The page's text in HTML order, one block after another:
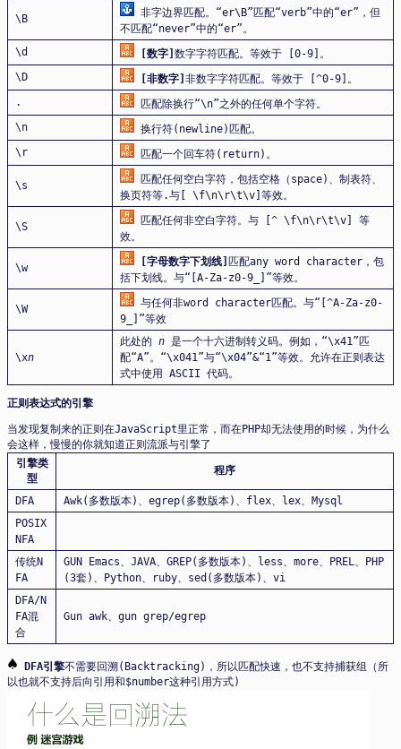
\B
非字边界匹配。“er\B”匹配“verb”中的“er”，但
不匹配“never”中的“er”。
\d
[数字]数字字符匹配。等效于 [0-9]。
\D
[非数字]非数字字符匹配。等效于 [^0-9]。
.
匹配除换行“\n”之外的任何单个字符。
\n
换行符(newline)匹配。
\r
匹配一个回车符(return)。
\s
匹配任何空白字符，包括空格（space)、制表符、
换页符等.与[ \f\n\r\t\v]等效。
\S
匹配任何非空白字符。与 [^ \f\n\r\t\v] 等
效。
\w [字母数字下划线]
匹配any word character，包
括下划线。与“[A-Za-z0-9_]”等效。
\W
与任何非word character匹配。与“[^A-Za-z0-
9_]”等效
\xn
此处的n 是一个十六进制转义码。例如，“\x41”匹
配“A”。“\x041”与“\x04”&“1”等效。允许在正则表达
式中使用 ASCII 代码。
正则表达式的引擎
当发现复制来的正则在JavaScript里正常，而在PHP却无法使用的时候，为什么
会这样，慢慢的你就知道正则流派与引擎了
引擎类
型
程序
DFA
Awk(多数版本)、egrep(多数版本)、flex、lex、Mysql
POSIX
NFA
传统N
FA
GUN Emacs、JAVA、GREP(多数版本)、less、more、PREL、PHP
(3套)、Python、ruby、sed(多数版本)、vi
DFA/N
FA混
合
Gun awk、gun grep/egrep
♠ DFA引擎不需要回溯(Backtracking)，所以匹配快速，也不支持捕获组（所
以也就不支持后向引用和$number这种引用方式)